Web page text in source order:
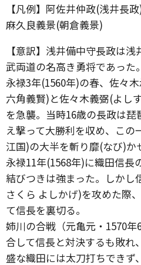
【凡例】阿佐井仲政(浅井長
麻久良義景(朝倉義景)
【意訳】浅井備中守長政は
武両道の名高き勇将であった。
永禄3年(1560年)の春、佐々
六角義賢)と佐々木義弼(よし
を急襲。当時16歳の長政は
え撃って大勝利を収め、こ
江国)の大半を斬り靡(なび)か
永禄11年(1568年)に織田信長
結びつきは強まった。しかし
さくら よしかげ)を攻めた際
て信長を裏切る。
姉川の合戦（元亀元・1570
合して信長と対決するも敗れ
盛な織田には太刀打ちできず